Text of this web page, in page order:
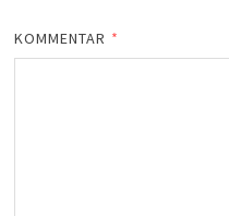
KOMMENTAR *